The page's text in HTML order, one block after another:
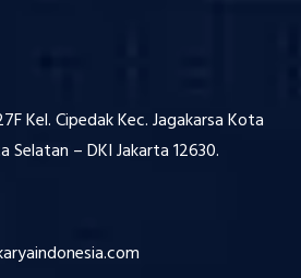
Kel. Cipedak Kec. Jagakarsa Kota
Selatan – DKI Jakarta 12630.